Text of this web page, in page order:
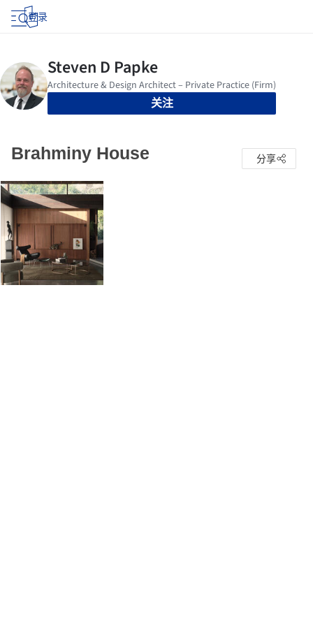
登录
关注
Brahminy House 分享